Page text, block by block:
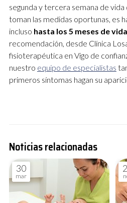
segunda y tercera semana de
toman las medidas oportunas, es
incluso hasta los 5 meses de vida
recomendación, desde Clínica
fisioterapéutica en Vigo de
nuestro equipo de especialistas
primeros síntomas hagan su
Noticias relacionadas
30
mar